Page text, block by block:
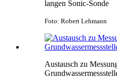
langen Sonic-Sonde
Foto: Robert Lehmann
Austausch zu